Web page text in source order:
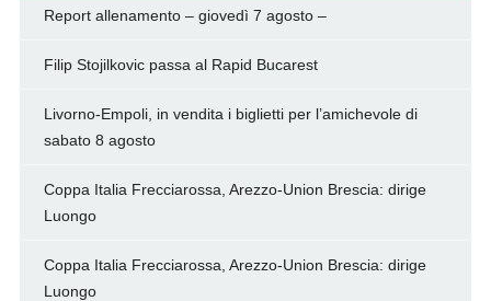
Report allenamento – giovedì 7 agosto –
Filip Stojilkovic passa al Rapid Bucarest
Livorno-Empoli, in vendita i biglietti per l’amichevole di
sabato 8 agosto
Coppa Italia Frecciarossa, Arezzo-Union Brescia: dirige
Luongo
Coppa Italia Frecciarossa, Arezzo-Union Brescia: dirige
Luongo